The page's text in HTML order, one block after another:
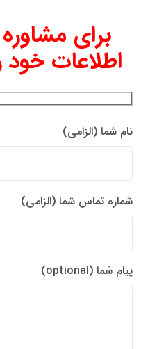
برای
اطلاعات خود
نام شما (الزامی)
شماره تماس شما (الزامی)
پیام شما (optional)